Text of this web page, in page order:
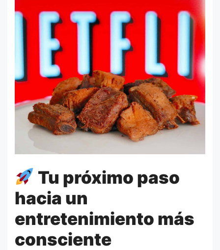
Tu próximo paso
hacia un
entretenimiento más
consciente